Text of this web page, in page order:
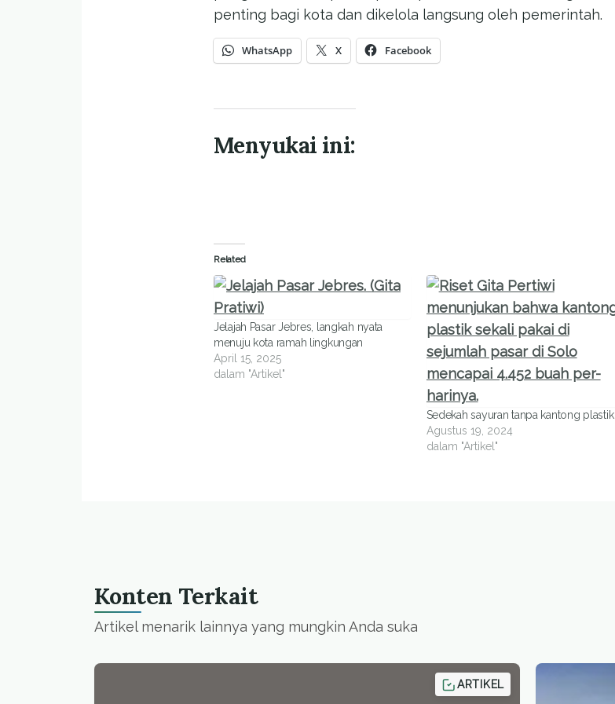
penting bagi kota dan dikelola langsung oleh pemerintah.
WhatsApp X Facebook
Menyukai ini:
Related
Jelajah Pasar Jebres, langkah nyata
menuju kota ramah lingkungan
April 15, 2025
dalam "Artikel"
Sedekah sayuran tanpa kantong plastik
Agustus 19, 2024
dalam "Artikel"
Konten Terkait
Artikel menarik lainnya yang mungkin Anda suka
ARTIKEL